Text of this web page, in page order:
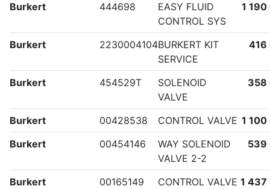
Burkert 444698
EASY FLUID
CONTROL SYS
1 190
Burkert 2230004104BURKERT KIT
SERVICE
416
Burkert 454529T
SOLENOID
VALVE
358
Burkert 00428538 CONTROL VALVE 1 100
Burkert
00454146
WAY SOLENOID
VALVE 2-2
539
Burkert 00165149 CONTROL VALVE 1 437